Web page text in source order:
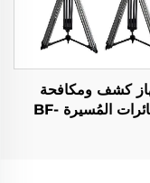
كشف ومكافحة
الطائرات المُسيرة BF-